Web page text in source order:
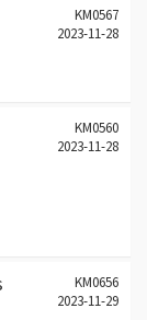
KM0567
2023-11-28
KM0560
2023-11-28
KM0656
2023-11-29